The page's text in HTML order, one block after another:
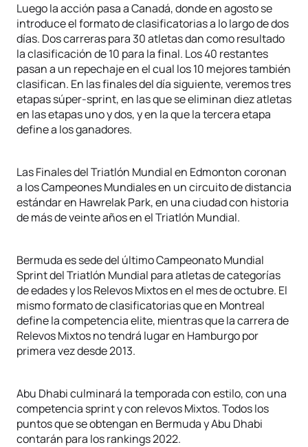
Luego la acción pasa a Canadá, donde en agosto se
introduce el formato de clasificatorias a lo largo de dos
días. Dos carreras para 30 atletas dan como resultado
la clasificación de 10 para la final. Los 40 restantes
pasan a un repechaje en el cual los 10 mejores también
clasifican. En las finales del día siguiente, veremos tres
etapas súper-sprint, en las que se eliminan diez atletas
en las etapas uno y dos, y en la que la tercera etapa
define a los ganadores.
Las Finales del Triatlón Mundial en Edmonton coronan
a los Campeones Mundiales en un circuito de distancia
estándar en Hawrelak Park, en una ciudad con historia
de más de veinte años en el Triatlón Mundial.
Bermuda es sede del último Campeonato Mundial
Sprint del Triatlón Mundial para atletas de categorías
de edades y los Relevos Mixtos en el mes de octubre. El
mismo formato de clasificatorias que en Montreal
define la competencia elite, mientras que la carrera de
Relevos Mixtos no tendrá lugar en Hamburgo por
primera vez desde 2013.
Abu Dhabi culminará la temporada con estilo, con una
competencia sprint y con relevos Mixtos. Todos los
puntos que se obtengan en Bermuda y Abu Dhabi
contarán para los rankings 2022.